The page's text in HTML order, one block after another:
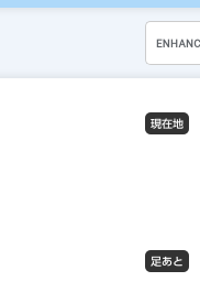
o
g
l
ム
現在地